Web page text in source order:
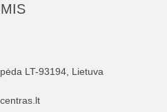
LT-93194, Lietuva